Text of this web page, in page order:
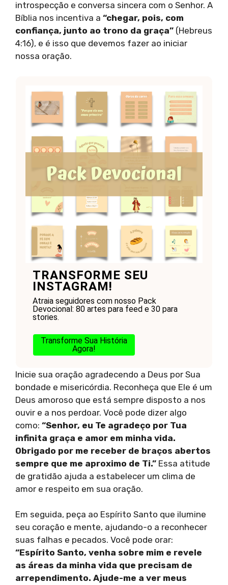
introspecção e conversa sincera com o Senhor. A
Bíblia nos incentiva a “chegar, pois, com
confiança, junto ao trono da graça” (Hebreus
4:16), e é isso que devemos fazer ao iniciar
nossa oração.
TRANSFORME SEU
INSTAGRAM!
Atraia seguidores com nosso Pack
Devocional: 80 artes para feed e 30 para
stories.
Transforme Sua História
Agora!
Inicie sua oração agradecendo a Deus por Sua
bondade e misericórdia. Reconheça que Ele é um
Deus amoroso que está sempre disposto a nos
ouvir e a nos perdoar. Você pode dizer algo
como: “Senhor, eu Te agradeço por Tua
infinita graça e amor em minha vida.
Obrigado por me receber de braços abertos
sempre que me aproximo de Ti.” Essa atitude
de gratidão ajuda a estabelecer um clima de
amor e respeito em sua oração.
Em seguida, peça ao Espírito Santo que ilumine
seu coração e mente, ajudando-o a reconhecer
suas falhas e pecados. Você pode orar:
“Espírito Santo, venha sobre mim e revele
as áreas da minha vida que precisam de
arrependimento. Ajude-me a ver meus